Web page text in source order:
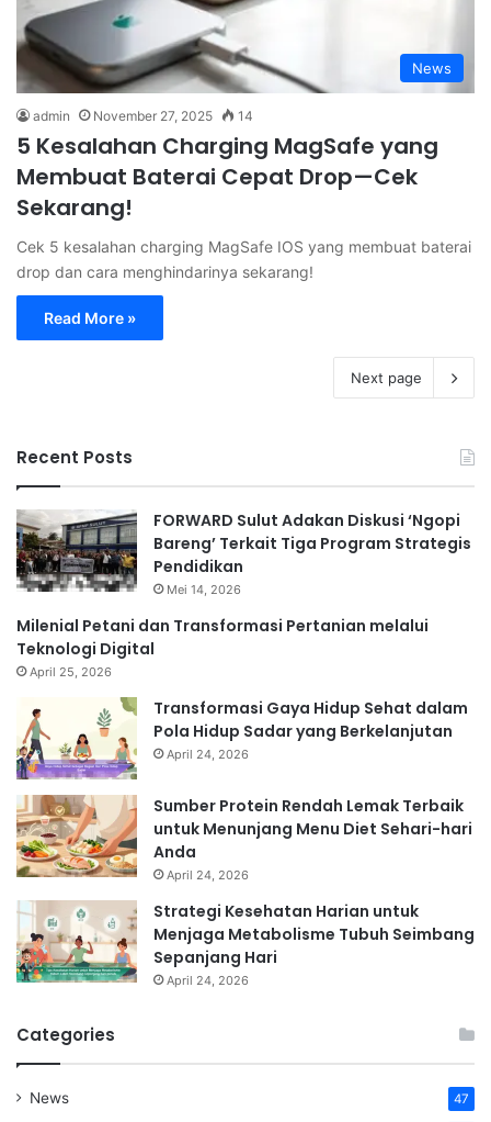
News
admin November 27, 2025 14
5 Kesalahan Charging MagSafe yang
Membuat Baterai Cepat Drop—Cek
Sekarang!
Cek 5 kesalahan charging MagSafe IOS yang membuat baterai
drop dan cara menghindarinya sekarang!
Read More »
Next page
Recent Posts
FORWARD Sulut Adakan Diskusi ‘Ngopi
Bareng’ Terkait Tiga Program Strategis
Pendidikan
Mei 14, 2026
Milenial Petani dan Transformasi Pertanian melalui
Teknologi Digital
April 25, 2026
Transformasi Gaya Hidup Sehat dalam
Pola Hidup Sadar yang Berkelanjutan
April 24, 2026
Sumber Protein Rendah Lemak Terbaik
untuk Menunjang Menu Diet Sehari-hari
Anda
April 24, 2026
Strategi Kesehatan Harian untuk
Menjaga Metabolisme Tubuh Seimbang
Sepanjang Hari
April 24, 2026
Categories
News 47